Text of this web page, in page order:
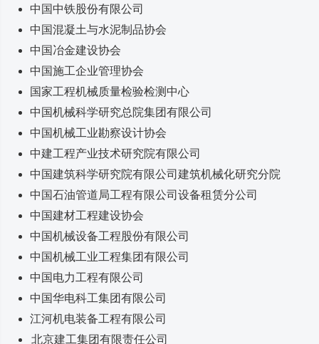
中国中铁股份有限公司
中国混凝土与水泥制品协会
中国冶金建设协会
中国施工企业管理协会
国家工程机械质量检验检测中心
中国机械科学研究总院集团有限公司
中国机械工业勘察设计协会
中建工程产业技术研究院有限公司
中国建筑科学研究院有限公司建筑机械化研究分院
中国石油管道局工程有限公司设备租赁分公司
中国建材工程建设协会
中国机械设备工程股份有限公司
中国机械工业工程集团有限公司
中国电力工程有限公司
中国华电科工集团有限公司
江河机电装备工程有限公司
北京建工集团有限责任公司